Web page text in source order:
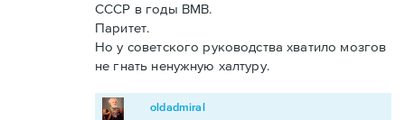
СССР в годы ВМВ.
Паритет.
Но у советского руководства хватило мозгов
не гнать ненужную халтуру.
oldadmiral